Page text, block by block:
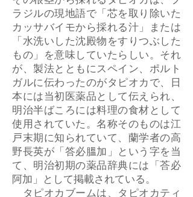
ラジルの現地語で「芯を取り除いた
カッサバイモから採れる汁」または
「水洗いした沈殿物をすりつぶした
もの」を意味していたらしい。それ
が、製法とともにスペイン、ポルト
ガルに伝わったのがタピオカで、日
本には当初医薬品として伝えられ、
明治半ばころには料理の食材として
使用されていた。名称そのものは江
戸末期に知られていて、蘭学者の高
野長英が「答必膃加」という字を当
て、明治初期の薬品辞典には「荅必
阿加」として掲載されている。